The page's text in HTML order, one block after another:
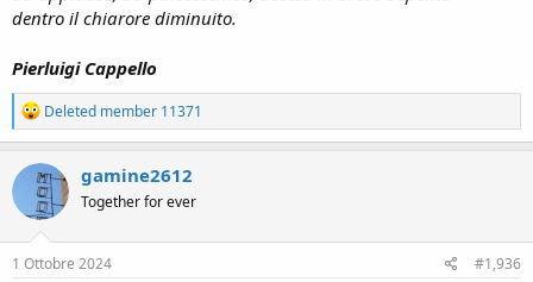
dentro il chiarore diminuito.
Pierluigi Cappello
R
e
a
c
t
i
o
n
s
Deleted member 11371
gamine2612
Together for ever
1 Ottobre 2024 #1,936